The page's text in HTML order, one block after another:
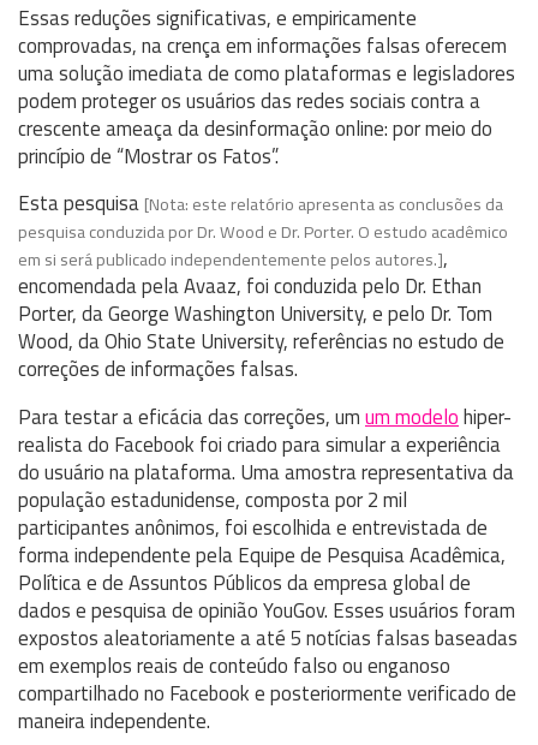
Essas reduções significativas, e empiricamente
comprovadas, na crença em informações falsas oferecem
uma solução imediata de como plataformas e legisladores
podem proteger os usuários das redes sociais contra a
crescente ameaça da desinformação online: por meio do
princípio de “Mostrar os Fatos”.
Esta pesquisa [Nota: este relatório apresenta as conclusões da
pesquisa conduzida por Dr. Wood e Dr. Porter. O estudo acadêmico
em si será publicado independentemente pelos autores.],
encomendada pela Avaaz, foi conduzida pelo Dr. Ethan
Porter, da George Washington University, e pelo Dr. Tom
Wood, da Ohio State University, referências no estudo de
correções de informações falsas.
Para testar a eficácia das correções, umum modelohiper-
realista do Facebook foi criado para simular a experiência
do usuário na plataforma. Uma amostra representativa da
população estadunidense, composta por 2 mil
participantes anônimos, foi escolhida e entrevistada de
forma independente pela Equipe de Pesquisa Acadêmica,
Política e de Assuntos Públicos da empresa global de
dados e pesquisa de opinião YouGov. Esses usuários foram
expostos aleatoriamente a até 5 notícias falsas baseadas
em exemplos reais de conteúdo falso ou enganoso
compartilhado no Facebook e posteriormente verificado de
maneira independente.